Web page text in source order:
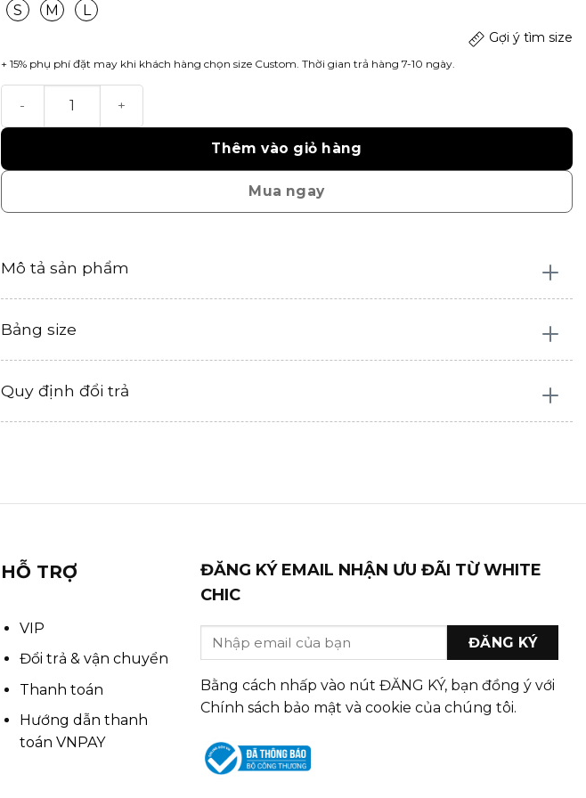
S M L
+ 15% phụ phí đặt may khi khách hàng chọn size Custom. Thời gian trả hàng 7-10 ngày.
Gợi ý tìm size
Thêm vào giỏ hàng
Mua ngay
Mô tả sản phẩm
Bảng size
Quy định đổi trả
HỖ TRỢ
VIP
Đổi trả & vận chuyển
Thanh toán
Hướng dẫn thanh
toán VNPAY
ĐĂNG KÝ EMAIL NHẬN ƯU ĐÃI TỪ WHITE
CHIC
Bằng cách nhấp vào nút ĐĂNG KÝ, bạn đồng ý với
Chính sách bảo mật và cookie của chúng tôi.